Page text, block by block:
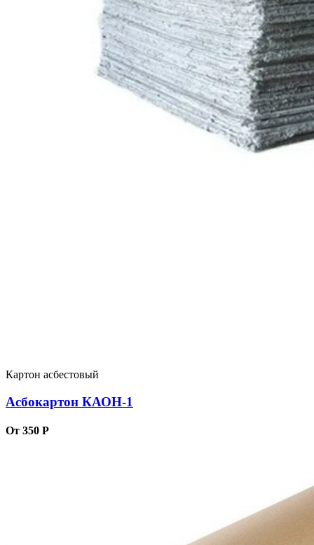
Картон асбестовый
Асбокартон КАОН-1
От 350 Р